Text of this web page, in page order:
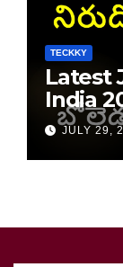
TECKKY
Latest
India
JULY 29,